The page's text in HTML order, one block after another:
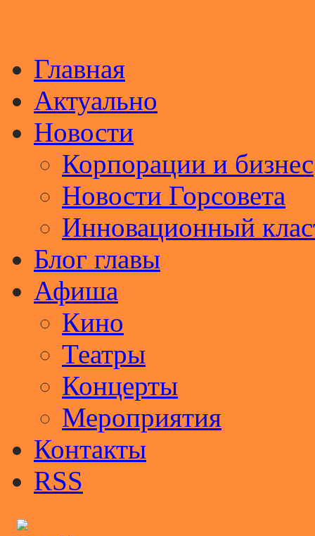
Главная
Актуально
Новости
Корпорации и бизнес
Новости Горсовета
Инновационный
Блог главы
Афиша
Кино
Театры
Концерты
Мероприятия
Контакты
RSS